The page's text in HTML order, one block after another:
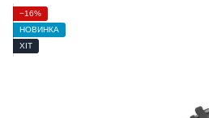
−16%
НОВИНКА
ХІТ